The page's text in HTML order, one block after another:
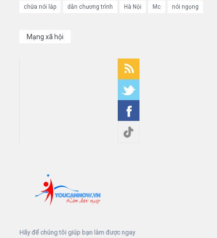
chữa nói lắp dẫn chương trình Hà Nội Mc nói ngọng
Mạng xã hội
Hãy để chúng tôi giúp bạn làm được ngay